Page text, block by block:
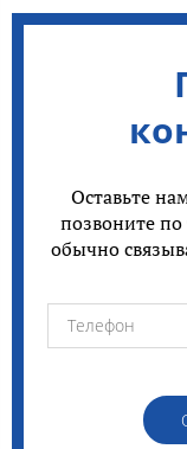
Оставьте
позвоните
обычно